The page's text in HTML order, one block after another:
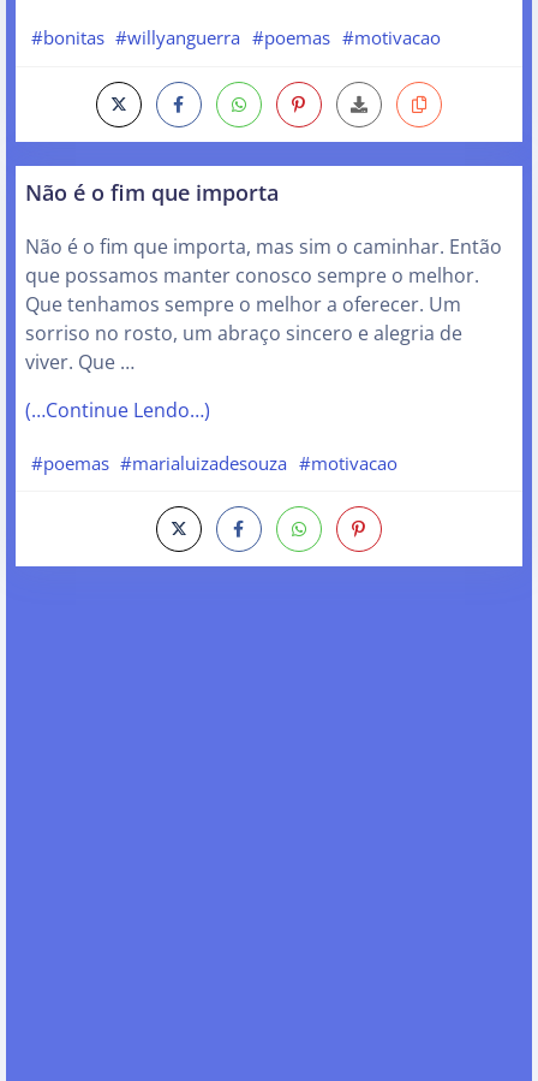
#bonitas #willyanguerra #poemas #motivacao
Não é o fim que importa
Não é o fim que importa, mas sim o caminhar. Então
que possamos manter conosco sempre o melhor.
Que tenhamos sempre o melhor a oferecer. Um
sorriso no rosto, um abraço sincero e alegria de
viver. Que …
(…Continue Lendo…)
#poemas #marialuizadesouza #motivacao